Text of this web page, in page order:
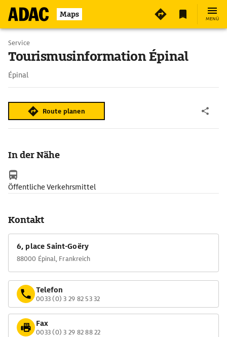
Maps MENÜ
Service
Tourismusinformation Épinal
Épinal
Route planen
In der Nähe
Öffentliche Verkehrsmittel
Kontakt
6, place Saint-Goëry
88000 Épinal, Frankreich
Telefon
0033 (0) 3 29 82 53 32
Fax
0033 (0) 3 29 82 88 22